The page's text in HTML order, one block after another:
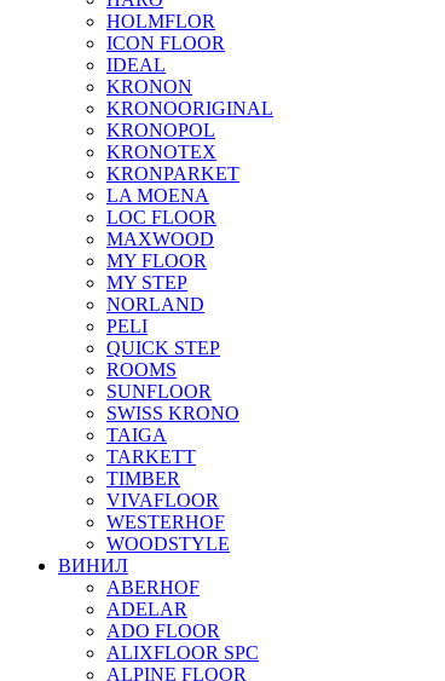
HOLMFLOR
ICON FLOOR
IDEAL
KRONON
KRONOORIGINAL
KRONOPOL
KRONOTEX
KRONPARKET
LA MOENA
LOC FLOOR
MAXWOOD
MY FLOOR
MY STEP
NORLAND
PELI
QUICK STEP
ROOMS
SUNFLOOR
SWISS KRONO
TAIGA
TARKETT
TIMBER
VIVAFLOOR
WESTERHOF
WOODSTYLE
ВИНИЛ
ABERHOF
ADELAR
ADO FLOOR
ALIXFLOOR SPC
ALPINE FLOOR